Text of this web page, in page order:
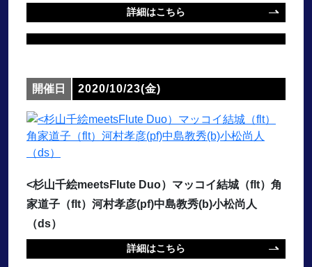
詳細はこちら
開催日 2020/10/23(金)
<杉山千絵meetsFlute Duo）マッコイ結城（flt）角
家道子（flt）河村孝彦(pf)中島教秀(b)小松尚人
（ds）
詳細はこちら